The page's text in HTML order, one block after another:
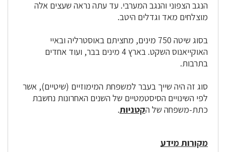
הנגב הצפוני והנגב המערבי. עד עתה נראה שעצים אלה
מוצלחים מאד וגדלים היטב.
בסוג שיטה 750 מינים, מחציתם באוסטרליה ובאיי
האוקייאנוס השקט. בארץ 4 מינים בבר, ועוד אחדים
בתרבות.
סוג זה היה שייך בעבר למשפחת המימוזיים (שיטיים), אשר
לפי השינויים הסיסטמטיים של השנים האחרונות נחשבת
כתת-משפחה של הקטניות.
מקורות מידע